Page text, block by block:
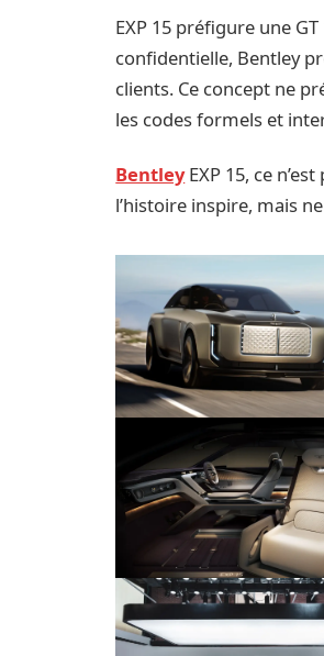
EXP 15 préfigure une
confidentielle, Bentley
clients. Ce concept ne
les codes formels et
BentleyEXP 15, ce
l’histoire inspire, mais